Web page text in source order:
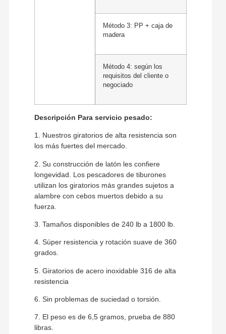
Método 3: PP + caja de
madera
Método 4: según los
requisitos del cliente o
negociado
Descripción Para servicio pesado:
1. Nuestros giratorios de alta resistencia son
los más fuertes del mercado.
2. Su construcción de latón les confiere
longevidad. Los pescadores de tiburones
utilizan los giratorios más grandes sujetos a
alambre con cebos muertos debido a su
fuerza.
3. Tamaños disponibles de 240 lb a 1800 lb.
4. Súper resistencia y rotación suave de 360 ​​
grados.
5. Giratorios de acero inoxidable 316 de alta
resistencia
6. Sin problemas de suciedad o torsión.
7. El peso es de 6,5 gramos, prueba de 880
libras.